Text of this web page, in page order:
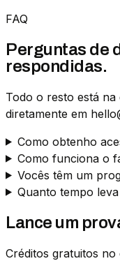
FAQ
Perguntas de
respondidas.
Todo o resto está
diretamente em
Como obtenho
Como funciona o
Vocês têm um
Quanto tempo
Lance um
Créditos gratuitos